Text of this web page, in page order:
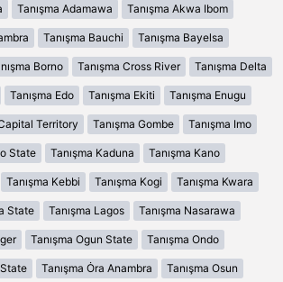
Tanışma Adamawa Tanışma Akwa Ibom
Tanışma Bauchi Tanışma Bayelsa
Borno Tanışma Cross River Tanışma Delta
Tanışma Edo Tanışma Ekiti Tanışma Enugu
Territory Tanışma Gombe Tanışma Imo
State Tanışma Kaduna Tanışma Kano
Tanışma Kebbi Tanışma Kogi Tanışma Kwara
State Tanışma Lagos Tanışma Nasarawa
Tanışma Ogun State Tanışma Ondo
Tanışma Ȯra Anambra Tanışma Osun